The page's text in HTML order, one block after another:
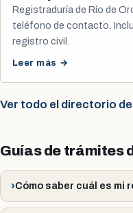
Registraduría de Río de
teléfono de contacto.
registro civil.
Leer más →
Ver todo el directorio
Guías de trámites
Cómo saber cuál es mi